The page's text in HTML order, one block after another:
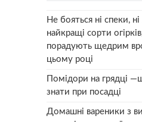
Не бояться ні спеки,
найкращі сорти
порадують щедрим
цьому році
Помідори на грядці
знати при посадці
Домашні вареники з